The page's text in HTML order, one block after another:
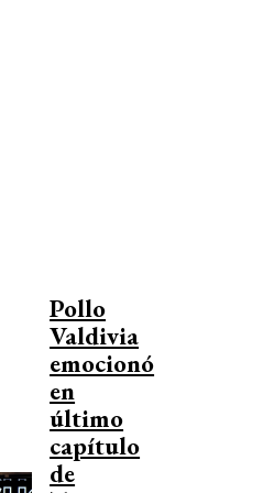
Pollo
Valdivia
emocionó
en
último
capítulo
de